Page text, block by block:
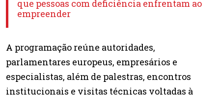
que pessoas com deficiência enfrentam ao
empreender
A programação reúne autoridades,
parlamentares europeus, empresários e
especialistas, além de palestras, encontros
institucionais e visitas técnicas voltadas à